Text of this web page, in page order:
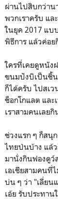
ผ่านไปสิบกว่าน
พวกเราครับ แ
ในยุค 2017 แบ
พิธีการ แล้วค่อย
ใครที่เคยดูหนัง
ขนมปังบิเป็นชิ้น
ก็ได้ครับ ไปสเ
ช็อกโกแลต แล
เราสามคนเลย
ช่วงแรก ๆ ก็สนุ
ไทยป่นบ้าง แล้ว
มานั่งกินฟองดูว์
เอเชียสามคนที่
บ่น ๆ ว่า "เลี่ยน
เอ้ย รับประทา